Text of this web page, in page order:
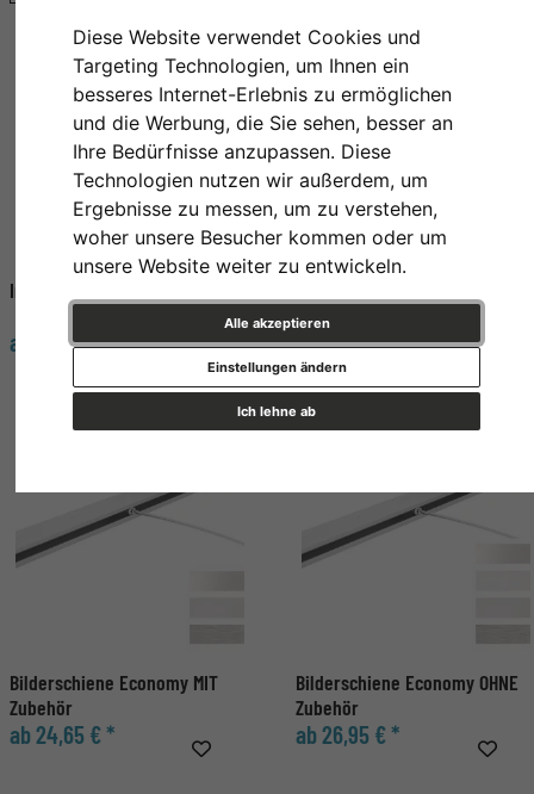
Diese Website verwendet Cookies und
Targeting Technologien, um Ihnen ein
besseres Internet-Erlebnis zu ermöglichen
und die Werbung, die Sie sehen, besser an
Ihre Bedürfnisse anzupassen. Diese
Technologien nutzen wir außerdem, um
Ergebnisse zu messen, um zu verstehen,
woher unsere Besucher kommen oder um
unsere Website weiter zu entwickeln.
Alle akzeptieren
Ich lehne ab
Einstellungen ändern
Info Rail - Alu
ab 13,10 € *
Zubehör
ab 24,65 € *
Bilderschiene Economy MIT
Zubehör
ab 24,65 € *
Bilderschiene Economy OHNE
Zubehör
ab 26,95 € *